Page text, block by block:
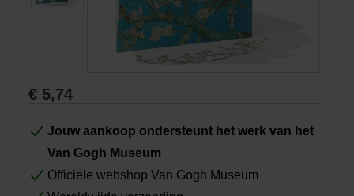
Cadeaus
€ 5,74
Jouw aankoop ondersteunt het werk van het
Van Gogh Museum
Officiële webshop Van Gogh Museum